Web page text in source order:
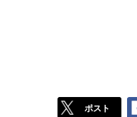
ポスト